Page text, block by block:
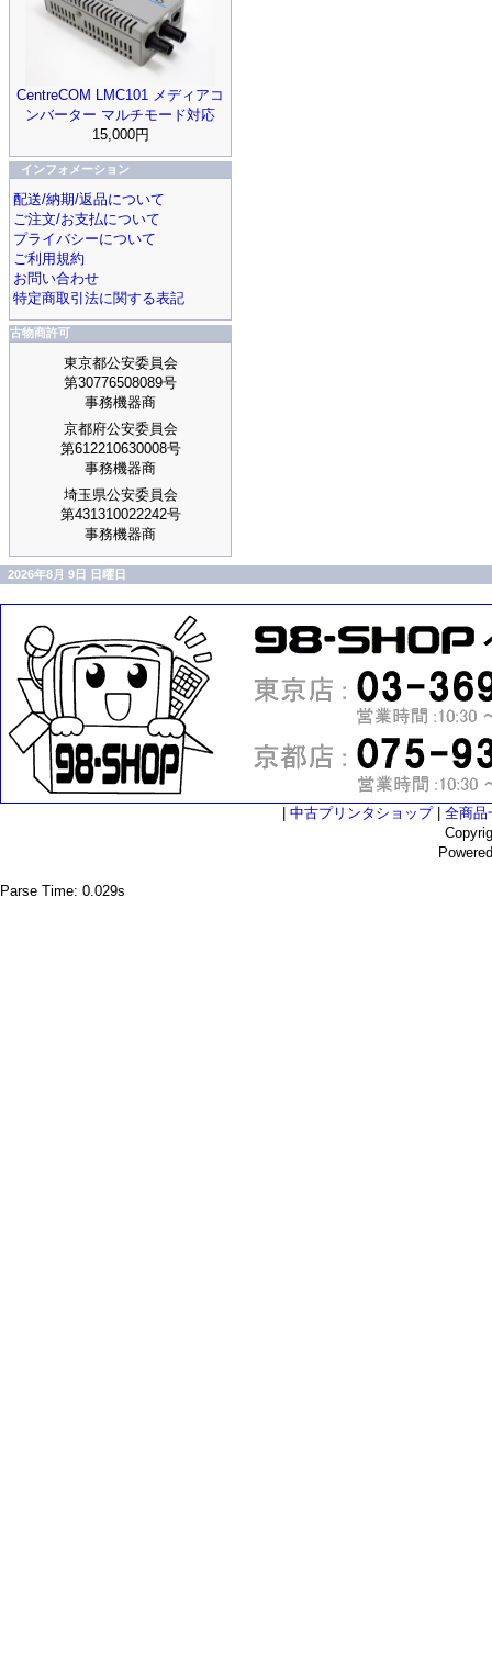
CentreCOM LMC101 メディアコ
ンバーター マルチモード対応
15,000円
インフォメーション
配送/納期/返品について
ご注文/お支払について
プライバシーについて
ご利用規約
お問い合わせ
特定商取引法に関する表記
古物商許可
東京都公安委員会
第30776508089号
事務機器商
京都府公安委員会
第612210630008号
事務機器商
埼玉県公安委員会
第431310022242号
事務機器商
2026年8月 9日 日曜日
中古プリンタショップ| 全商品
Parse Time: 0.029s